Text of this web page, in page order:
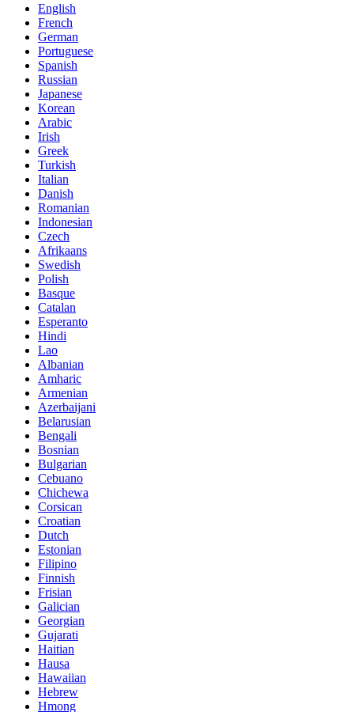
English
French
German
Portuguese
Spanish
Russian
Japanese
Korean
Arabic
Irish
Greek
Turkish
Italian
Danish
Romanian
Indonesian
Czech
Afrikaans
Swedish
Polish
Basque
Catalan
Esperanto
Hindi
Lao
Albanian
Amharic
Armenian
Azerbaijani
Belarusian
Bengali
Bosnian
Bulgarian
Cebuano
Chichewa
Corsican
Croatian
Dutch
Estonian
Filipino
Finnish
Frisian
Galician
Georgian
Gujarati
Haitian
Hausa
Hawaiian
Hebrew
Hmong